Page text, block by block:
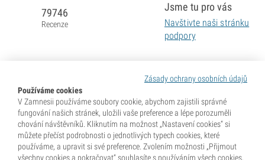
Zásady ochrany osobních údajů
Používáme cookies
V Zamnesii používáme soubory cookie, abychom zajistili správné
fungování našich stránek, uložili vaše preference a lépe porozuměli
chování návštěvníků. Kliknutím na možnost „Nastavení cookies“ si
můžete přečíst podrobnosti o jednotlivých typech cookies, které
používáme, a upravit si své preference. Zvolením možnosti „Přijmout
všechny cookies a pokračovat“ souhlasíte s používáním všech cookies,
79746
Recenze
Jsme tu pro vás
Navštivte naši stránku
podpory